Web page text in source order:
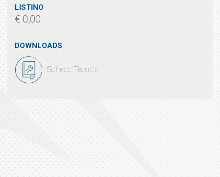
LISTINO
€ 0,00
DOWNLOADS
Scheda Tecnica